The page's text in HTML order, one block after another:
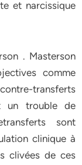
et narcissique
. Masterson
comme
transferts
un trouble de
sont
clinique à
clivées de ces